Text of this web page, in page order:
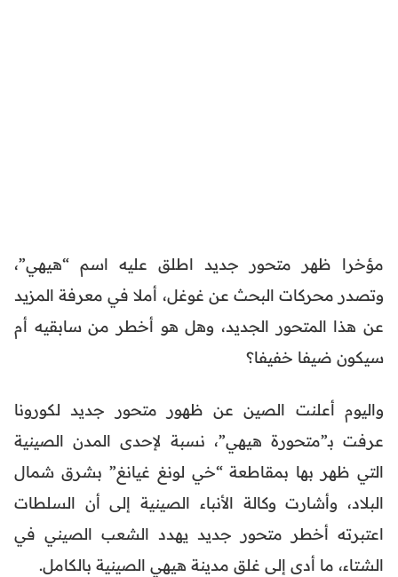
مؤخرا ظهر متحور جديد اطلق عليه اسم “هيهي”،
وتصدر محركات البحث عن غوغل، أملا في معرفة المزيد
عن هذا المتحور الجديد، وهل هو أخطر من سابقيه أم
سيكون ضيفا خفيفا؟
واليوم أعلنت الصين عن ظهور متحور جديد لكورونا
عرفت بـ”متحورة هيهي”، نسبة لإحدى المدن الصينية
التي ظهر بها بمقاطعة “خي لونغ غيانغ” بشرق شمال
البلاد، وأشارت وكالة الأنباء الصينية إلى أن السلطات
اعتبرته أخطر متحور جديد يهدد الشعب الصيني في
الشتاء، ما أدى إلى غلق مدينة هيهي الصينية بالكامل.